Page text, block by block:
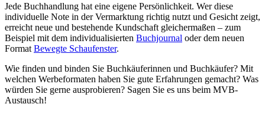
Jede Buchhandlung hat eine eigene Persönlichkeit. Wer diese
individuelle Note in der Vermarktung richtig nutzt und Gesicht zeigt,
erreicht neue und bestehende Kundschaft gleichermaßen – zum
Beispiel mit dem individualisierten Buchjournal oder dem neuen
Format Bewegte Schaufenster.
Wie finden und binden Sie Buchkäuferinnen und Buchkäufer? Mit
welchen Werbeformaten haben Sie gute Erfahrungen gemacht? Was
würden Sie gerne ausprobieren? Sagen Sie es uns beim MVB-
Austausch!